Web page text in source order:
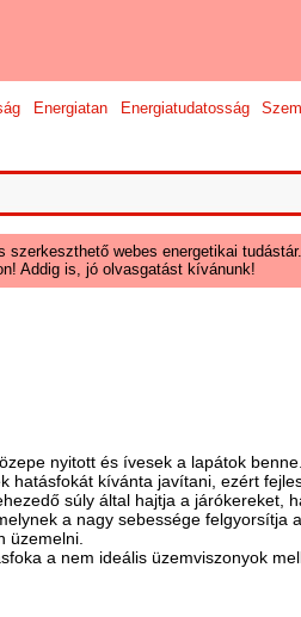
Energiatan Energiatudatosság
szerkeszthető webes energetikai
Addig is, jó olvasgatást kívánunk!
nyitott és ívesek a lapátok
hatásfokát kívánta javítani, ezért
súly által hajtja a járókereket,
a nagy sebessége
üzemelni.
a nem ideális üzemviszonyok